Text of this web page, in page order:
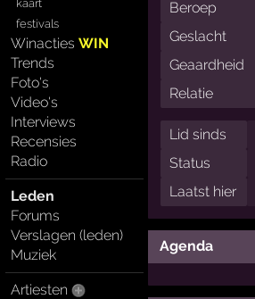
kaart
festivals
WinactiesWIN
Trends
Foto's
Video's
Interviews
Recensies
Radio
Leden
Forums
Verslagen (leden)
Muziek
Artiesten
Beroep
Geslacht
Geaardheid
Relatie
Lid sinds
Status
Laatst hier
Agenda